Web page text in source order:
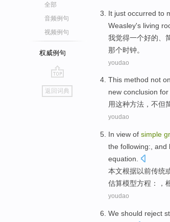
全部
音频例句
视频例句
权威例句
go
top
返回词典
It just occurred to
Weasley's living
我觉得一个好的
那个时钟。
youdao
This method not
new conclusion for
用这种方法 ， 不但
youdao
In view of simple
the following:, and
equation
本文根据以前传统
估算模型方程：，
youdao
We should reject